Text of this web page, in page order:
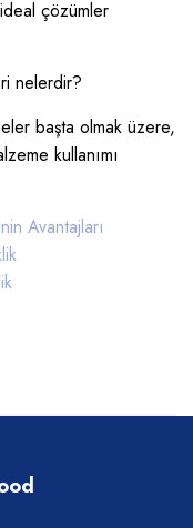
çözümler
nelerdir?
başta olmak üzere,
kullanımı
Avantajları